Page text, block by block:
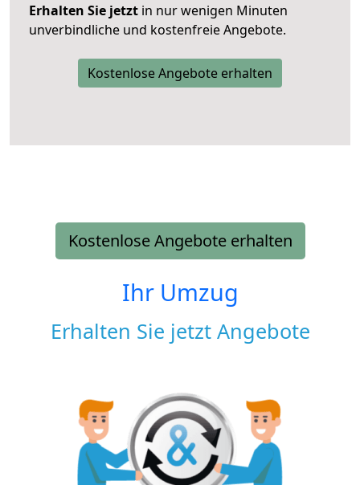
Erhalten Sie jetzt in nur wenigen Minuten
unverbindliche und kostenfreie Angebote.
Kostenlose Angebote erhalten
Kostenlose Angebote erhalten
Ihr Umzug
Erhalten Sie jetzt Angebote